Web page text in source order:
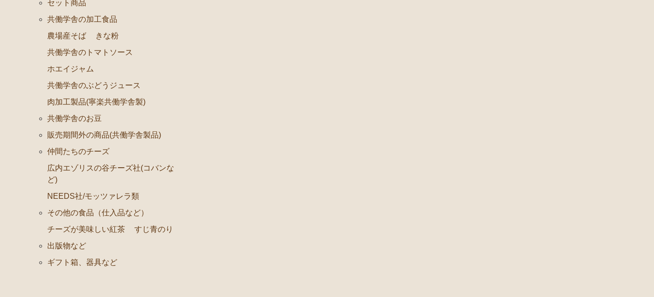
共働学舎のお豆
販売期間外の商品(共働学舎製品)
仲間たちのチーズ
広内エゾリスの谷チーズ社(コバンなど)
NEEDS社/モッツァレラ類
その他の食品（仕入品など）
チーズが美味しい紅茶
すじ青のり
出版物など
ギフト箱、器具など
セット商品
共働学舎の加工食品
農場産そば
きな粉
共働学舎のトマトソース
ホエイジャム
共働学舎のぶどうジュース
肉加工製品(寧楽共働学舎製)
共働学舎のお豆
販売期間外の商品(共働学舎製品)
仲間たちのチーズ
広内エゾリスの谷チーズ社(コバンな
ど)
NEEDS社/モッツァレラ類
その他の食品（仕入品など）
チーズが美味しい紅茶
すじ青のり
出版物など
ギフト箱、器具など